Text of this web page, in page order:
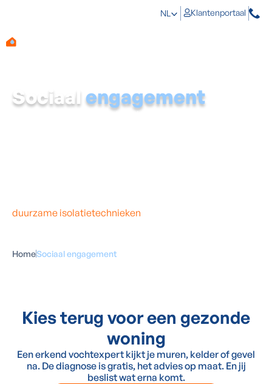
NL Klantenportaal
Sociaal engagement
Aqua Protect draagt het sociaal welzijn hoog in het
duurzame isolatietechnieken
HomeSociaal engagement
Kies terug voor een gezonde
woning
Een erkend vochtexpert kijkt je muren, kelder of gevel
na. De diagnose is gratis, het advies op maat. En jij
beslist wat erna komt.